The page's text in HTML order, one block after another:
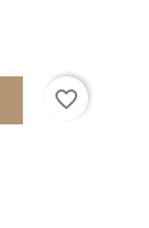
favorite_border